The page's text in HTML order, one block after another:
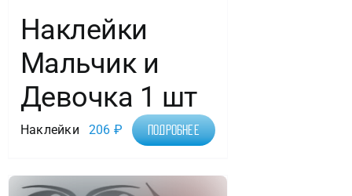
Наклейки
Мальчик и
Девочка 1 шт
Наклейки 206 ₽ Подробнее